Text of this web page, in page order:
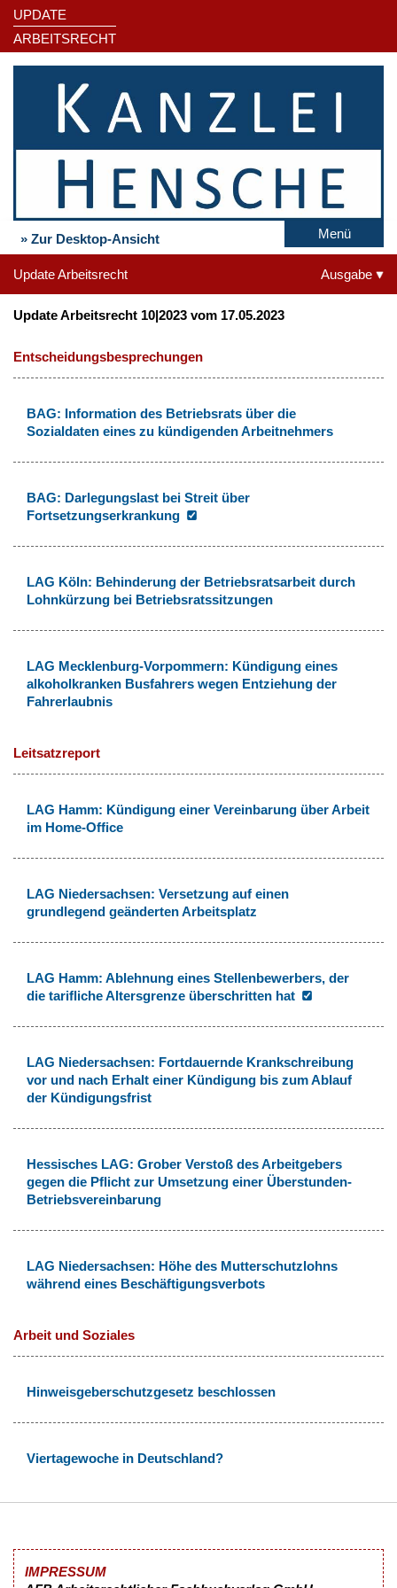
UPDATE
ARBEITSRECHT
» Zur Desktop-Ansicht Menü
Update Arbeitsrecht Ausgabe
Update Arbeitsrecht 10|2023 vom 17.05.2023
Entscheidungsbesprechungen
BAG: Information des Betriebsrats über die
Sozialdaten eines zu kündigenden Arbeitnehmers
BAG: Darlegungslast bei Streit über
Fortsetzungserkrankung
LAG Köln: Behinderung der Betriebsratsarbeit durch
Lohnkürzung bei Betriebsratssitzungen
LAG Mecklenburg-Vorpommern: Kündigung eines
alkoholkranken Busfahrers wegen Entziehung der
Fahrerlaubnis
Leitsatzreport
LAG Hamm: Kündigung einer Vereinbarung über Arbeit
im Home-Office
LAG Niedersachsen: Versetzung auf einen
grundlegend geänderten Arbeitsplatz
LAG Hamm: Ablehnung eines Stellenbewerbers, der
die tarifliche Altersgrenze überschritten hat
LAG Niedersachsen: Fortdauernde Krankschreibung
vor und nach Erhalt einer Kündigung bis zum Ablauf
der Kündigungsfrist
Hessisches LAG: Grober Verstoß des Arbeitgebers
gegen die Pflicht zur Umsetzung einer Überstunden-
Betriebsvereinbarung
LAG Niedersachsen: Höhe des Mutterschutzlohns
während eines Beschäftigungsverbots
Arbeit und Soziales
Hinweisgeberschutzgesetz beschlossen
Viertagewoche in Deutschland?
IMPRESSUM